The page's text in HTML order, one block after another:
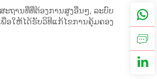
ຖານທີ່ທີ່ຕ້ອງການສູງອື່ນໆ, ລະບົບ
ອໃຫ້ໄດ້ຮັບວິທີແກ້ໄຂການຄຸ້ມຄອງ